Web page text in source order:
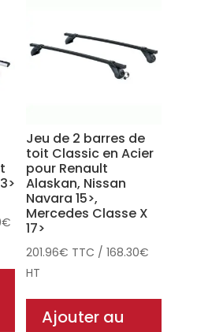
€
Jeu de 2 barres de
toit Classic en Acier
pour Renault
Alaskan, Nissan
Navara 15>,
Mercedes Classe X
17>
201.96€ TTC /168.30€
HT
Ajouter au